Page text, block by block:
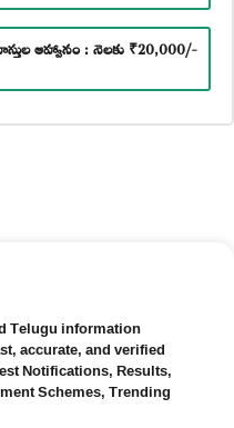
ఆహ్వానం : నెలకు ₹20,000/-
Telugu information
accurate, and verified
Notifications, Results,
Schemes, Trending